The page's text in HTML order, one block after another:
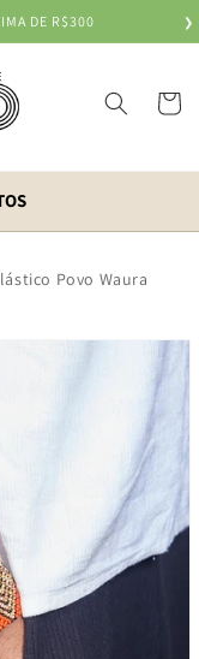
DE R$300 ❯
Povo Waura